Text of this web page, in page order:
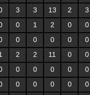
3 3 13 2
3
0 1 2 0
0
0 0 0 0
0
2 2 11 0
0
0 0 0 0
0
0 0 0 0
0